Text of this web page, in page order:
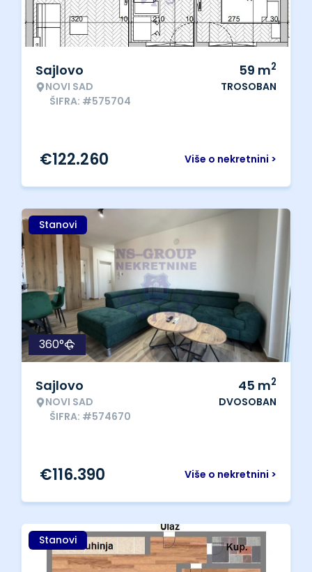
Sajlovo
NOVI SAD
ŠIFRA: #575704
59 m2
TROSOBAN
Više o nekretnini >
€122.260
Stanovi
360°
Sajlovo
NOVI SAD
ŠIFRA: #574670
45 m2
DVOSOBAN
Više o nekretnini >
€116.390
Stanovi